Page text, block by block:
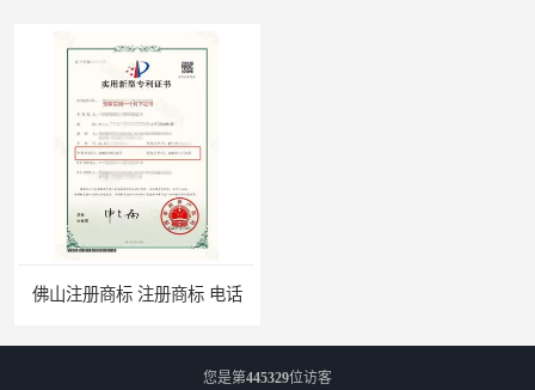
您是第445329位访客